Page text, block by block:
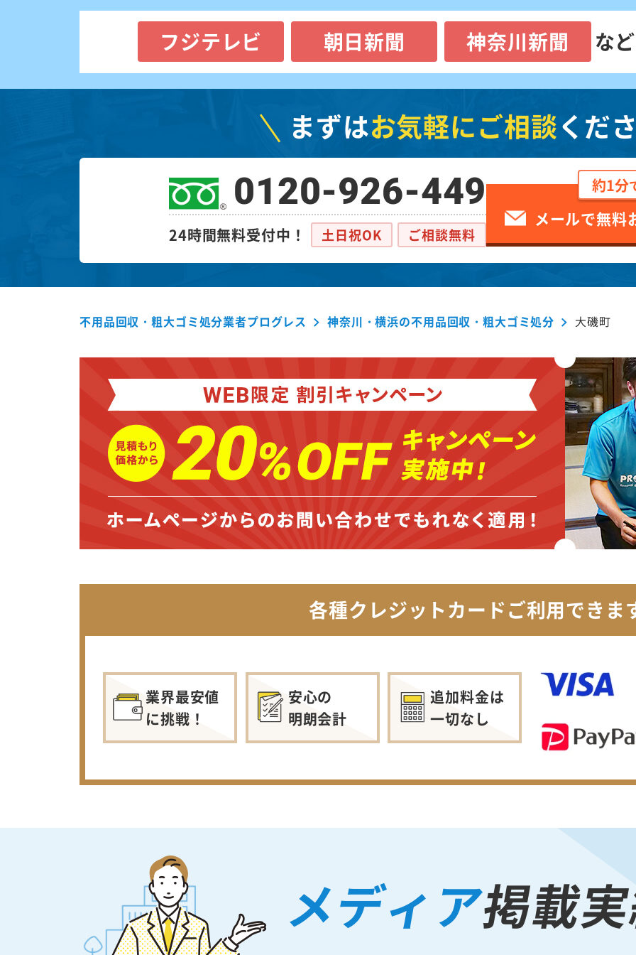
フジテレビ 朝日新聞 神奈川新聞 な
まずはお気軽にご相談くだ
0120-926-449
24時間無料受付中！ 土日祝OK ご相談無料
約1分
メールで無料
不用品回収・粗大ゴミ処分業者プログレス 神奈川・横浜の不用品回収・粗大ゴミ処分 大磯町
各種クレジットカードご利用できま
業界最安値
に挑戦！
安心の
明朗会計
追加料金は
一切なし
メディア掲載